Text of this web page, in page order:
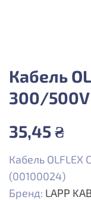
Кабель
300/500V
35,45₴
Кабель OLFLEX
(00100024)
Бренд: LAPP